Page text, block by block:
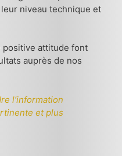
niveau technique et
positive attitude font
auprès de nos
l’information
et plus